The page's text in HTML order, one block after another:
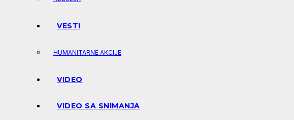
VESTI
HUMANITARNE AKCIJE
VIDEO
VIDEO SA SNIMANJA